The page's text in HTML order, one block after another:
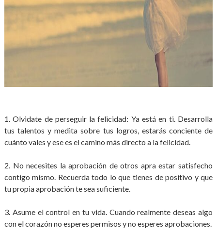
1. Olvidate de perseguir la felicidad: Ya está en ti. Desarrolla
tus talentos y medita sobre tus logros, estarás conciente de
cuánto vales y ese es el camino más directo a la felicidad.
2. No necesites la aprobación de otros apra estar satisfecho
contigo mismo. Recuerda todo lo que tienes de positivo y que
tu propia aprobación te sea suficiente.
3. Asume el control en tu vida. Cuando realmente deseas algo
con el corazón no esperes permisos y no esperes aprobaciones.